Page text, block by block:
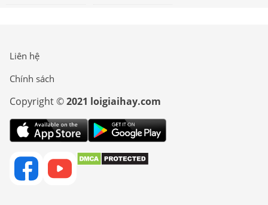
Liên hệ
Chính sách
Copyright ©2021 loigiaihay.com